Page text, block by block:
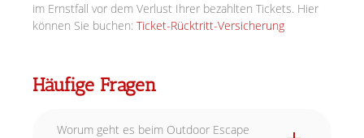
im Ernstfall vor dem Verlust Ihrer bezahlten Tickets. Hier
können Sie buchen: Ticket-Rücktritt-Versicherung
Häufige Fragen
Worum geht es beim Outdoor Escape